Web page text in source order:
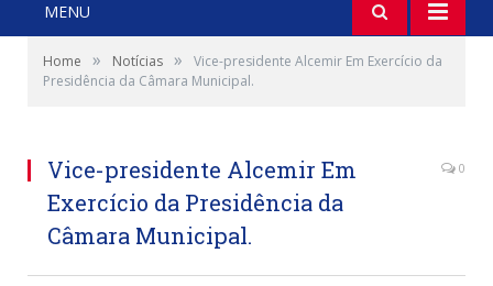
MENU
Home » Notícias »
Vice-presidente Alcemir Em Exercício da
Presidência da Câmara Municipal.
Vice-presidente Alcemir Em
Exercício da Presidência da
Câmara Municipal.
0